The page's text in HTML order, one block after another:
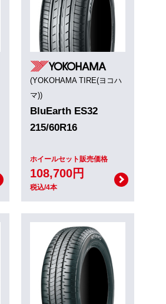
(YOKOHAMA TIRE(ヨコハ
マ))
BluEarth ES32
215/60R16
ホイールセット販売価格
108,700円
税込/4本